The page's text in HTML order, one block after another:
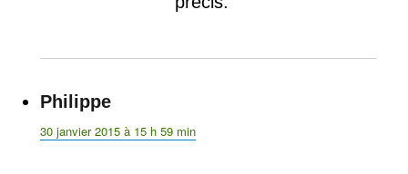
Philippe
30 janvier 2015 à 15 h 59 min